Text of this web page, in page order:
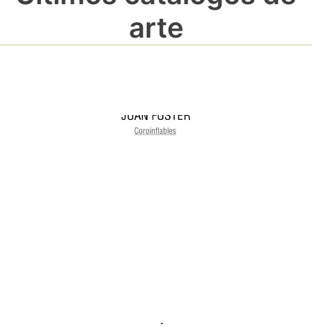
arte